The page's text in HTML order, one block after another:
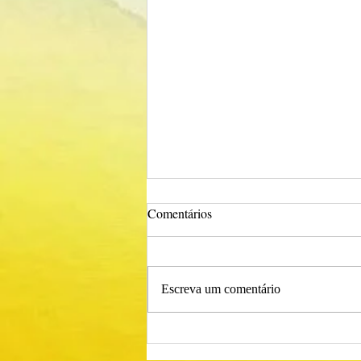
Procedimento Concursal
Comentários
Escreva um comentário